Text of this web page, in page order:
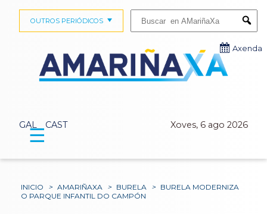
GAL CAST Xoves, 6 ago 2026
OUTROS PERIÓDICOS
Axenda
☰
INICIO > AMARIÑAXA > BURELA > BURELA MODERNIZA
O PARQUE INFANTIL DO CAMPÓN